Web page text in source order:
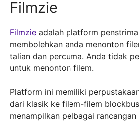
Filmzie
Filmzie adalah platform
membolehkan anda menonton
talian dan percuma. Anda tidak
untuk menonton filem.
Platform ini memiliki
dari klasik ke filem-filem
menampilkan pelbagai